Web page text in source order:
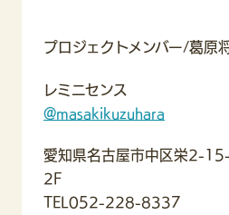
プロジェクトメンバー/葛原
レミニセンス
@masakikuzuhara
愛知県名古屋市中区栄2-
2F
TEL052-228-8337